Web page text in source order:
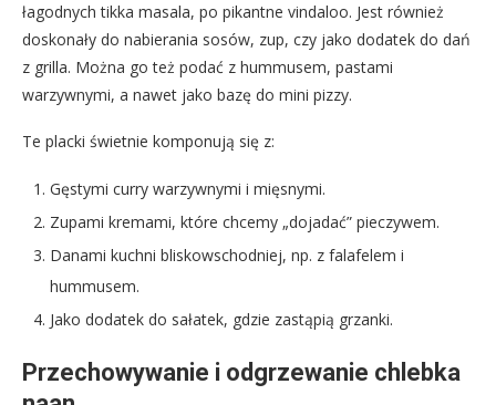
łagodnych tikka masala, po pikantne vindaloo. Jest również
doskonały do nabierania sosów, zup, czy jako dodatek do dań
z grilla. Można go też podać z hummusem, pastami
warzywnymi, a nawet jako bazę do mini pizzy.
Te placki świetnie komponują się z:
Gęstymi curry warzywnymi i mięsnymi.
Zupami kremami, które chcemy „dojadać” pieczywem.
Danami kuchni bliskowschodniej, np. z falafelem i
hummusem.
Jako dodatek do sałatek, gdzie zastąpią grzanki.
Przechowywanie i odgrzewanie chlebka